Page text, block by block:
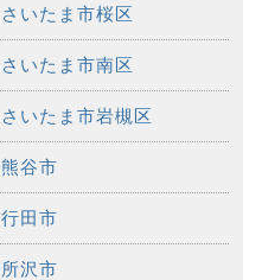
さいたま市桜区
さいたま市南区
さいたま市岩槻区
熊谷市
行田市
所沢市